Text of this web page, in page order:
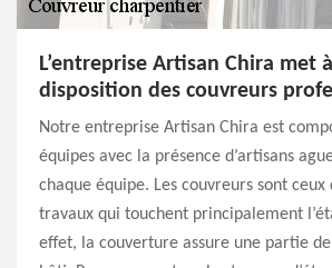
L’entreprise Artisan Chira met
disposition des couvreurs
Notre entreprise Artisan Chira est
équipes avec la présence d’artisans
chaque équipe. Les couvreurs sont ceux
travaux qui touchent principalement
effet, la couverture assure une partie